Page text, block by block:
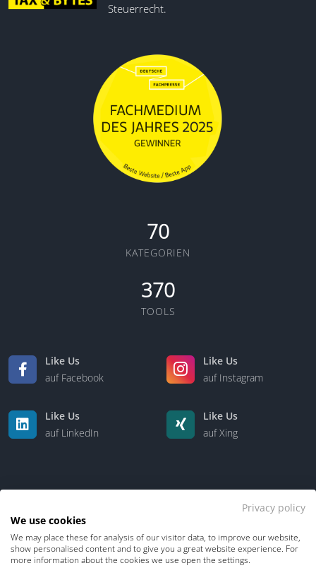
Steuerrecht.
70
KATEGORIEN
370
TOOLS
Like Us
auf Facebook
Like Us
auf Instagram
Like Us
auf LinkedIn
Like Us
auf Xing
Kontakt Über uns
Privacy policy
We use cookies
We may place these for analysis of our visitor data, to improve our website,
show personalised content and to give you a great website experience. For
more information about the cookies we use open the settings.